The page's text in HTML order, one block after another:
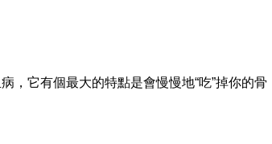
，它有個最大的特點是會慢慢地“吃”掉你的骨